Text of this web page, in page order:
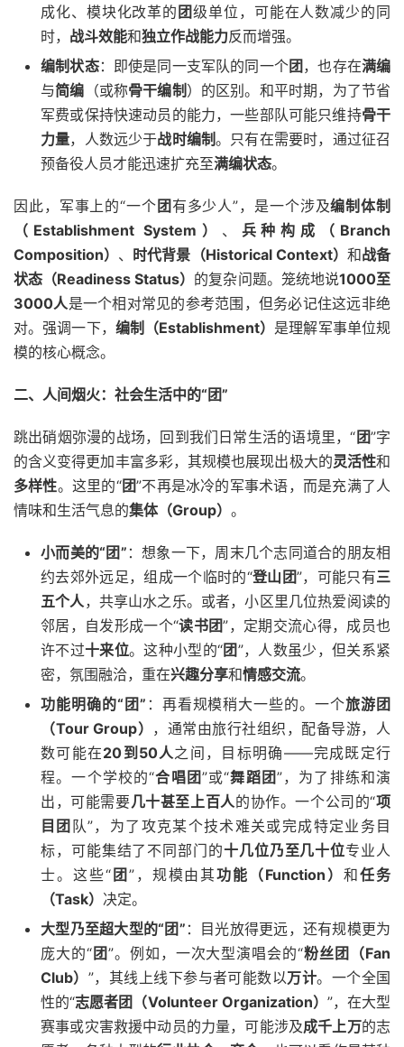
成化、模块化改革的 团级单位，可能在人数减少的同
时， 战斗效能和独立作战能力反而增强。
编制状态：即使是同一支军队的同一个团 ，也存在满编
与简编 （或称骨干编制 ）的区别。和平时期，为了节省
军费或保持快速动员的能力，一些部队可能只维持骨干
力量，人数远少于战时编制。只有在需要时，通过征召
预备役人员才能迅速扩充至满编状态。
因此，军事上的“一个 团有多少人”，是一个涉及编制体制
（Establishment System） 、 兵种构成（Branch
Composition） 、 时代背景（Historical Context） 和战备
状态（Readiness Status） 的复杂问题。笼统地说1000至
3000人是一个相对常见的参考范围，但务必记住这远非绝
对。强调一下， 编制（Establishment） 是理解军事单位规
模的核心概念。
二、人间烟火：社会生活中的“团”
跳出硝烟弥漫的战场，回到我们日常生活的语境里，“ 团”字
的含义变得更加丰富多彩，其规模也展现出极大的灵活性和
多样性。这里的“团”不再是冰冷的军事术语，而是充满了人
情味和生活气息的集体（Group） 。
小而美的“团” ：想象一下，周末几个志同道合的朋友相
约去郊外远足，组成一个临时的“登山团”，可能只有三
五个人，共享山水之乐。或者，小区里几位热爱阅读的
邻居，自发形成一个“读书团”，定期交流心得，成员也
许不过十来位。这种小型的“团”，人数虽少，但关系紧
密，氛围融洽，重在兴趣分享和情感交流。
功能明确的“团” ：再看规模稍大一些的。一个旅游团
（Tour Group） ，通常由旅行社组织，配备导游，人
数可能在20到50人之间，目标明确——完成既定行
程。一个学校的“合唱团”或“舞蹈团”，为了排练和演
出，可能需要几十甚至上百人的协作。一个公司的“项
目团 队”，为了攻克某个技术难关或完成特定业务目
标，可能集结了不同部门的十几位乃至几十位专业人
士。这些“团 ”，规模由其功能（Function）和任务
（Task） 决定。
大型乃至超大型的“团” ：目光放得更远，还有规模更为
庞大的“团”。例如，一次大型演唱会的“粉丝团（Fan
Club） ”，其线上线下参与者可能数以万计。一个全国
性的“志愿者团（Volunteer Organization） ”，在大型
赛事或灾害救援中动员的力量，可能涉及成千上万的志